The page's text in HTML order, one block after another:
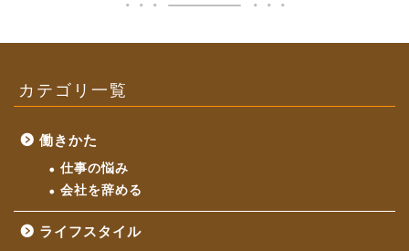
カテゴリ一覧
働きかた
仕事の悩み
会社を辞める
ライフスタイル